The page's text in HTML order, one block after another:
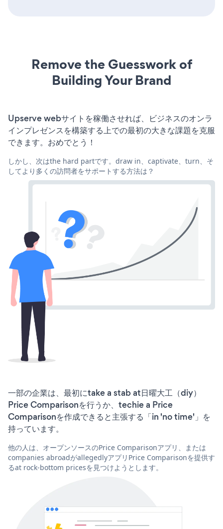
Remove the Guesswork of
Building Your Brand
Upserve webサイトを稼働させれば、ビジネスのオンラ
インプレゼンスを構築する上での最初の大きな課題を克服
できます。おめでとう！
しかし、次はthe hard partです。draw in、captivate、turn、そ
してより多くの訪問者をサポートする方法は？
一部の企業は、最初にtake a stab at日曜大工（diy）
Price Comparisonを行うか、techie a Price
Comparisonを作成できると主張する「in 'no time'」を
持っています。
他の人は、オープンソースのPrice Comparisonアプリ、または
companies abroadがallegedlyアプリPrice Comparisonを提供す
るat rock-bottom pricesを見つけようとします。